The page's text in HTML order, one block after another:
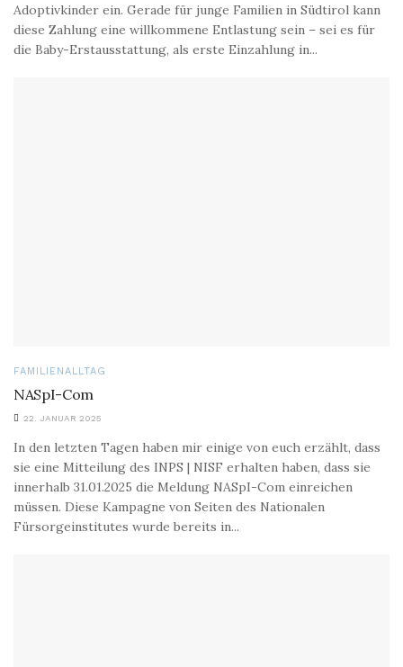
Adoptivkinder ein. Gerade für junge Familien in Südtirol kann
diese Zahlung eine willkommene Entlastung sein – sei es für
die Baby-Erstausstattung, als erste Einzahlung in...
FAMILIENALLTAG
NASpI-Com
22. JANUAR 2025
In den letzten Tagen haben mir einige von euch erzählt, dass
sie eine Mitteilung des INPS | NISF erhalten haben, dass sie
innerhalb 31.01.2025 die Meldung NASpI-Com einreichen
müssen. Diese Kampagne von Seiten des Nationalen
Fürsorgeinstitutes wurde bereits in...